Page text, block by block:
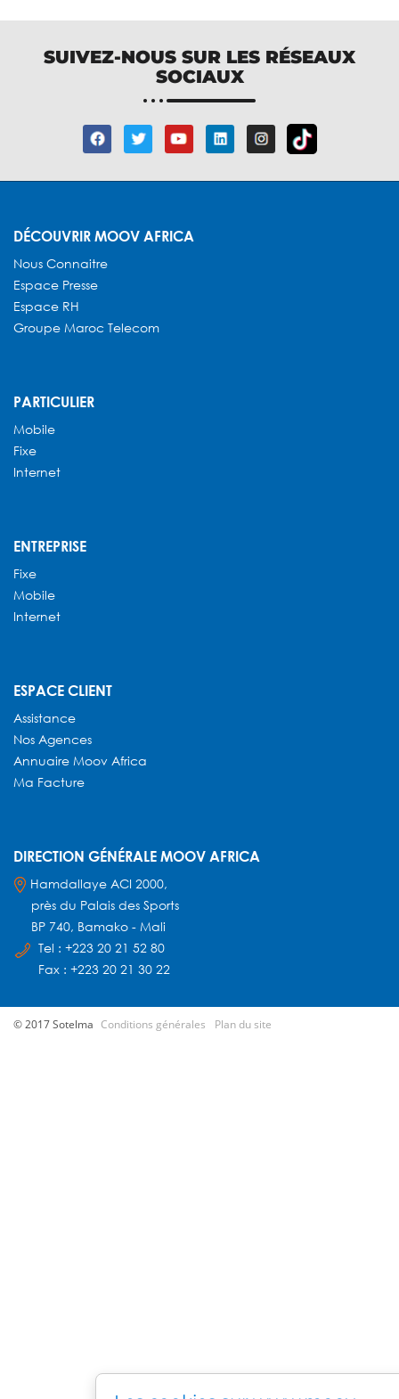
SUIVEZ-NOUS SUR LES RÉSEAUX
SOCIAUX
DÉCOUVRIR MOOV AFRICA
Nous Connaitre
Espace Presse
Espace RH
Groupe Maroc Telecom
PARTICULIER
Mobile
Fixe
Internet
ENTREPRISE
Fixe
Mobile
Internet
ESPACE CLIENT
Assistance
Nos Agences
Annuaire Moov Africa
Ma Facture
DIRECTION GÉNÉRALE MOOV AFRICA
Hamdallaye ACI 2000,
près du Palais des Sports
BP 740, Bamako - Mali
Tel : +223 20 21 52 80
Fax : +223 20 21 30 22
© 2017 Sotelma Conditions générales Plan du site